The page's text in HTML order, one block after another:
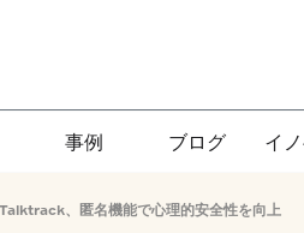
事例 ブログ イ
、匿名機能で心理的安全性を向上